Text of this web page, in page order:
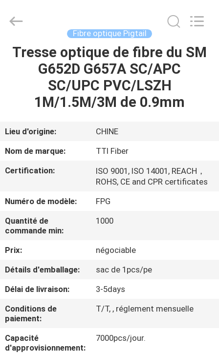
MAISON
PRODUITS
AU
SUJET
DE
D'USINE
DE
QUALITÉ
CONTACTEZ-
NOUS
Communication
Tech.
Rights
Fibre optique Pigtail
Tresse optique de fibre du SM
G652D G657A SC/APC
SC/UPC PVC/LSZH
1M/1.5M/3M de 0.9mm
Lieu d'origine:
CHINE
Nom de marque:
TTI Fiber
Certification:
ISO 9001, ISO 14001, REACH，
ROHS, CE and CPR certificates
Numéro de modèle:
FPG
Quantité de
commande min:
1000
Prix:
négociable
Détails d'emballage:
sac de 1pcs/pe
Délai de livraison:
3-5days
Conditions de
paiement:
T/T, , réglement mensuelle
Capacité
d'approvisionnement:
7000pcs/jour.